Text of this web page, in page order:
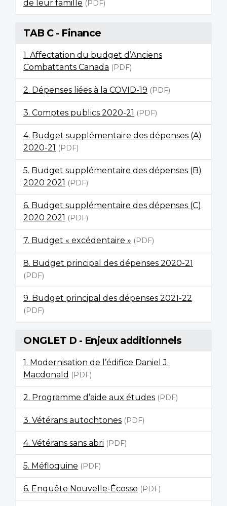
de leur famille (PDF)
TAB C - Finance
1. Affectation du budget d’Anciens
Combattants Canada (PDF)
2. Dépenses liées à la COVID-19 (PDF)
3. Comptes publics 2020-21 (PDF)
4. Budget supplémentaire des dépenses (A)
2020-21 (PDF)
5. Budget supplémentaire des dépenses (B)
2020 2021 (PDF)
6. Budget supplémentaire des dépenses (C)
2020 2021 (PDF)
7. Budget « excédentaire » (PDF)
8. Budget principal des dépenses 2020-21
(PDF)
9. Budget principal des dépenses 2021-22
(PDF)
ONGLET D - Enjeux additionnels
1. Modernisation de l’édifice Daniel J.
Macdonald (PDF)
2. Programme d’aide aux études (PDF)
3. Vétérans autochtones (PDF)
4. Vétérans sans abri (PDF)
5. Méfloquine (PDF)
6. Enquête Nouvelle-Écosse (PDF)